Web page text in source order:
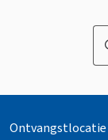
op
Ontvangstlocatie